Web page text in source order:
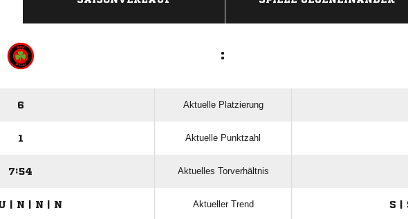
:
6 Aktuelle Platzierung
1 Aktuelle Punktzahl
7:54 Aktuelles Torverhältnis
| N | N | N Aktueller Trend S |